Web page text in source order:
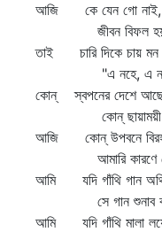
আজি কে যেন গো নাই, এ
জীবন বিফল হয়
তাই চারি দিকে চায় মন
"এ নহে, এ নহে,
কোন্‌ স্বপনের দেশে আছে
কোন্‌ ছায়াময়ী
আজি কোন্‌ উপবনে
আমারি কারণে
আমি যদি গাঁথি গান
সে গান শুনাব
আমি যদি গাঁথি মালা